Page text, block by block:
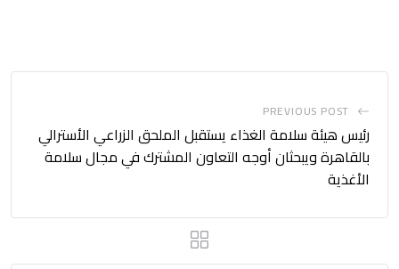
PREVIOUS POST
رئيس هيئة سلامة الغذاء يستقبل الملحق الزراعي الأسترالي
بالقاهرة ويبحثان أوجه التعاون المشترك في مجال سلامة
الأغذية